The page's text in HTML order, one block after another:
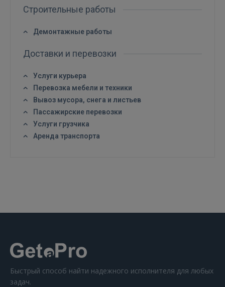
Ещё не зарегистрированы?
Строительные работы
Демонтажные работы
Доставки и перевозки
Услуги курьера
Перевозка мебели и техники
Вывоз мусора, снега и листьев
Пассажирские перевозки
Услуги грузчика
Аренда транспорта
Быстрый способ найти надежного исполнителя для любых
задач.